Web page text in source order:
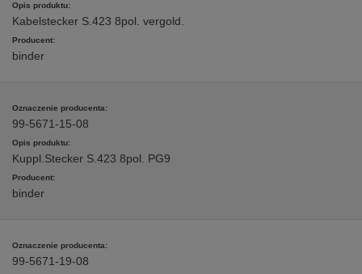
Kabelstecker S.423 8pol. vergold.
binder
99-5671-15-08
Kuppl.Stecker S.423 8pol. PG9
binder
99-5671-19-08